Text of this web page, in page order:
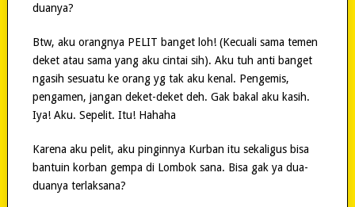
duanya?
Btw, aku orangnya PELIT banget loh! (Kecuali sama temen
deket atau sama yang aku cintai sih). Aku tuh anti banget
ngasih sesuatu ke orang yg tak aku kenal. Pengemis,
pengamen, jangan deket-deket deh. Gak bakal aku kasih.
Iya! Aku. Sepelit. Itu! Hahaha
Karena aku pelit, aku pinginnya Kurban itu sekaligus bisa
bantuin korban gempa di Lombok sana. Bisa gak ya dua-
duanya terlaksana?